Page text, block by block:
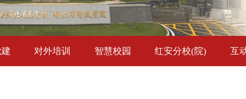
对外培训 智慧校园 红安分校(院) 互